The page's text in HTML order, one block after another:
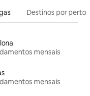
Destinos por perto
mensais
mensais